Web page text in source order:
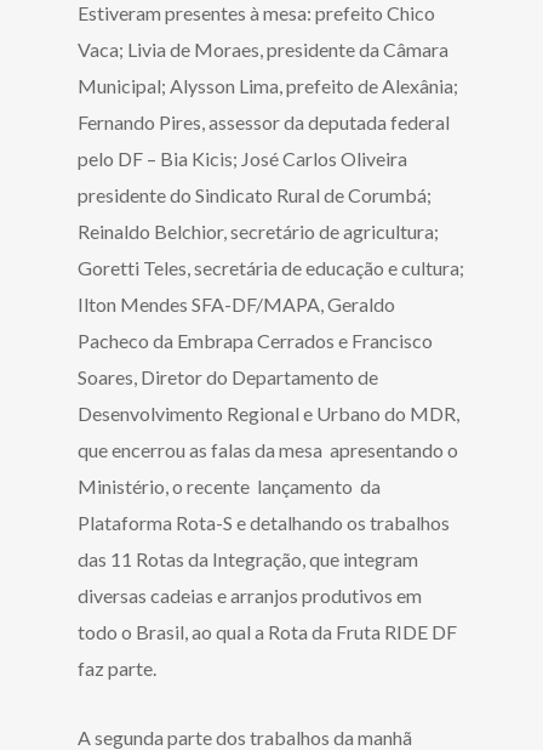
Estiveram presentes à mesa: prefeito Chico
Vaca; Livia de Moraes, presidente da Câmara
Municipal; Alysson Lima, prefeito de Alexânia;
Fernando Pires, assessor da deputada federal
pelo DF – Bia Kicis; José Carlos Oliveira
presidente do Sindicato Rural de Corumbá;
Reinaldo Belchior, secretário de agricultura;
Goretti Teles, secretária de educação e cultura;
Ilton Mendes SFA-DF/MAPA, Geraldo
Pacheco da Embrapa Cerrados e Francisco
Soares, Diretor do Departamento de
Desenvolvimento Regional e Urbano do MDR,
que encerrou as falas da mesa apresentando o
Ministério, o recente lançamento da
Plataforma Rota-S e detalhando os trabalhos
das 11 Rotas da Integração, que integram
diversas cadeias e arranjos produtivos em
todo o Brasil, ao qual a Rota da Fruta RIDE DF
faz parte.
A segunda parte dos trabalhos da manhã